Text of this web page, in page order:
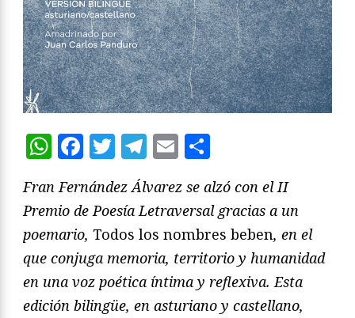
WhatsApp
Facebook
Twitter
Telegram
Email
Fran Fernández Álvarez se alzó con el II
Premio de Poesía Letraversal gracias a un
poemario, Todos los nombres beben, en el
que conjuga memoria, territorio y humanidad
en una voz poética íntima y reflexiva. Esta
edición bilingüe, en asturiano y castellano,